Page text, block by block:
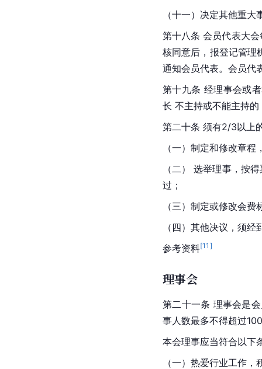
（十一）决定其他重大
第十八条 会员代表大
核同意后，报登记管理
通知会员代表。会员代
第十九条 经理事会或
长 不主持或不能主持
第二十条 须有2/3以上
（一）制定和修改章
（二） 选举理事，按
过；
（三）制定或修改会
（四）其他决议，须
参考资料[11 ]
理事会
第二十一条 理事会是
事人数最多不得超过
本会理事应当符合以下
（一）热爱行业工作